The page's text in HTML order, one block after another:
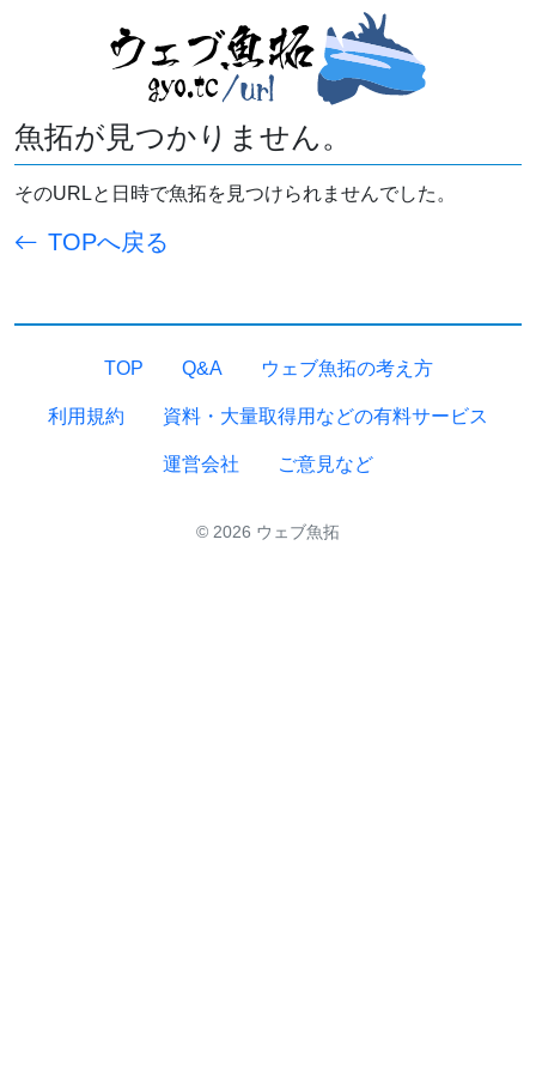
魚拓が見つかりません。
そのURLと日時で魚拓を見つけられませんでした。
TOPへ戻る
TOP Q&A ウェブ魚拓の考え方
利用規約 資料・大量取得用などの有料サービス
運営会社 ご意見など
© 2026 ウェブ魚拓